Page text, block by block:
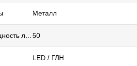
Металл
50
LED / ГЛН